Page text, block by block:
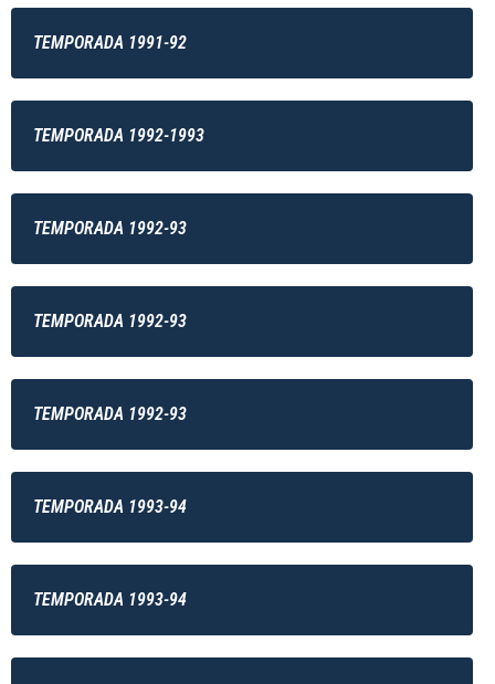
TEMPORADA 1991-92
TEMPORADA 1992-1993
TEMPORADA 1992-93
TEMPORADA 1992-93
TEMPORADA 1992-93
TEMPORADA 1993-94
TEMPORADA 1993-94